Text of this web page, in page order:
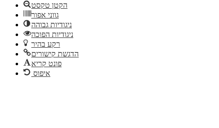
הקטן טקסט
גווני אפור
ניגודיות גבוהה
ניגודיות הפוכה
רקע בהיר
הדגשת קישורים
פונט קריא
איפוס